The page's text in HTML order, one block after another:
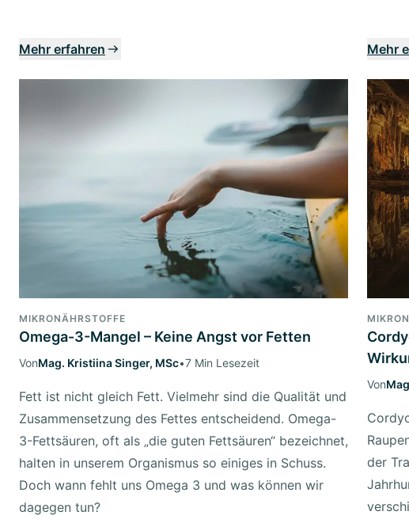
Mehr erfahren Mehr
MIKRONÄHRSTOFFE
Omega-3-Mangel – Keine Angst vor Fetten
VonMag. Kristiina Singer, MSc•7 Min Lesezeit
Fett ist nicht gleich Fett. Vielmehr sind die Qualität und
Zusammensetzung des Fettes entscheidend. Omega-
3-Fettsäuren, oft als „die guten Fettsäuren“ bezeichnet,
halten in unserem Organismus so einiges in Schuss.
Doch wann fehlt uns Omega 3 und was können wir
dagegen tun?
Von
der